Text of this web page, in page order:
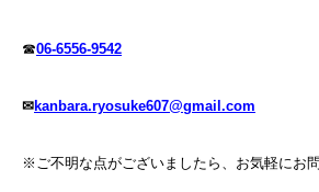
☎06-6556-9542
✉kanbara.ryosuke607@gmail.com
※ご不明な点がございましたら、お気軽にお